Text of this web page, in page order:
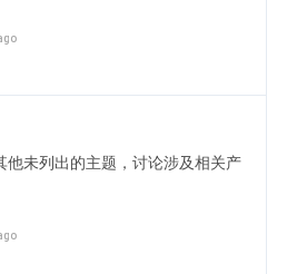
他未列出的主题，讨论涉及相关产